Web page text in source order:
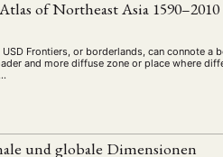
of Northeast Asia
Frontiers, or borderlands, can connote a
and more diffuse zone or place where
und globale Dimensionen